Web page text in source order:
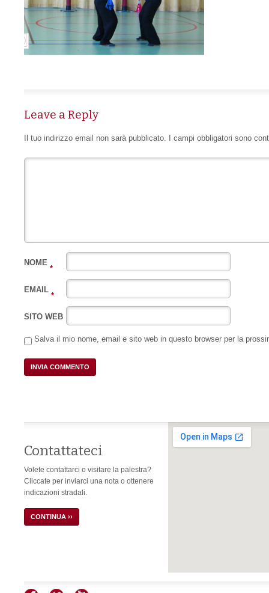
Leave a Reply
Il tuo indirizzo email non sarà pubblicato. I campi obbligatori sono
NOME
*
EMAIL
*
SITO WEB
Salva il mio nome, email e sito web in questo browser per la
Contattateci
Volete contattarci o visitare la palestra?
Cliccate per inviarci una nota o ottenere
indicazioni stradali.
CONTINUA ››